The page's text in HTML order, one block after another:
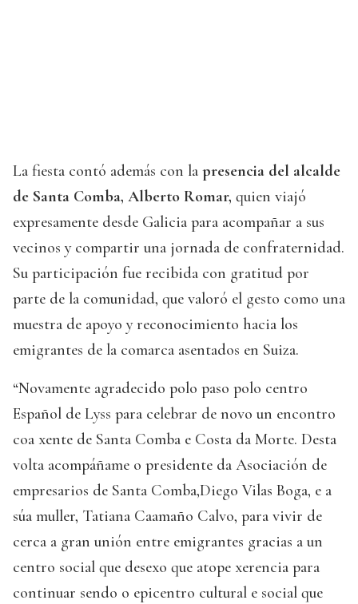
La fiesta contó además con la presencia del alcalde
de Santa Comba, Alberto Romar, quien viajó
expresamente desde Galicia para acompañar a sus
vecinos y compartir una jornada de confraternidad.
Su participación fue recibida con gratitud por
parte de la comunidad, que valoró el gesto como una
muestra de apoyo y reconocimiento hacia los
emigrantes de la comarca asentados en Suiza.
“Novamente agradecido polo paso polo centro
Español de Lyss para celebrar de novo un encontro
coa xente de Santa Comba e Costa da Morte. Desta
volta acompáñame o presidente da Asociación de
empresarios de Santa Comba,Diego Vilas Boga, e a
súa muller, Tatiana Caamaño Calvo, para vivir de
cerca a gran unión entre emigrantes gracias a un
centro social que desexo que atope xerencia para
continuar sendo o epicentro cultural e social que